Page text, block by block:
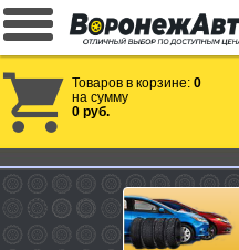
Товаров в корзине: 0
на сумму
0 руб.